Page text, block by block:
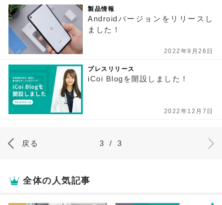
製品情報
Androidバージョンをリリースし
ました！
2022年9月26日
プレスリリース
iCoi Blogを開設しました！
2022年12月7日
戻る 3 / 3
全体の人気記事